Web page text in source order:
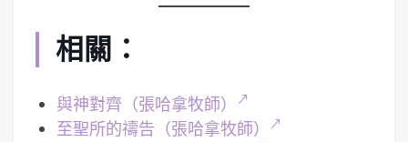
相關：
與神對齊（張哈拿牧師）
至聖所的禱告（張哈拿牧師）